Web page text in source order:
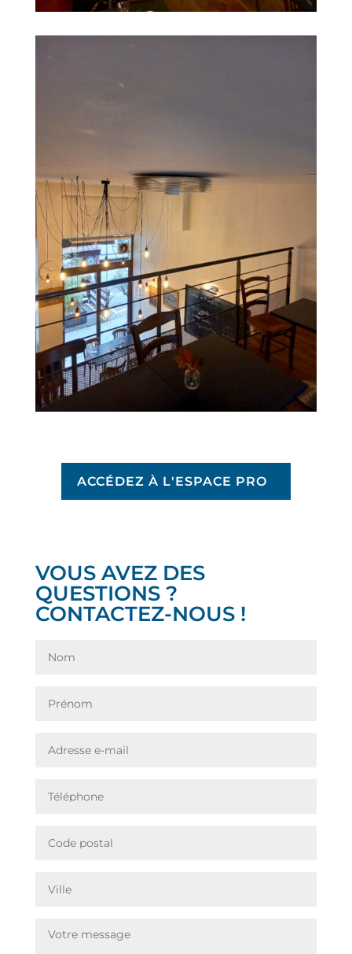
ACCÉDEZ À L'ESPACE PRO
VOUS AVEZ DES
QUESTIONS ?
CONTACTEZ-NOUS !